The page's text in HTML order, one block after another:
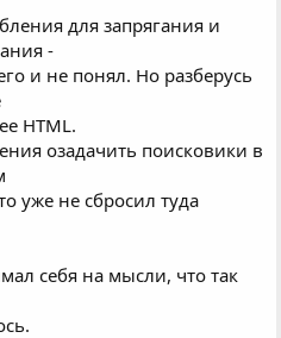
для запрягания и
-
и не понял. Hо разберусь
HTML.
озадачить поисковики в
уже не сбросил туда
себя на мысли, что так